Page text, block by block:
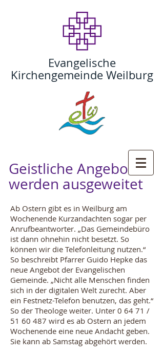
Evangelische
Kirchengemeinde Weilburg
Geistliche Angebote
werden ausgeweitet
Ab Ostern gibt es in Weilburg am
Wochenende Kurzandachten sogar per
Anrufbeantworter. „Das Gemeindebüro
ist dann ohnehin nicht besetzt. So
können wir die Telefonleitung nutzen.“
So beschreibt Pfarrer Guido Hepke das
neue Angebot der Evangelischen
Gemeinde. „Nicht alle Menschen finden
sich in der digitalen Welt zurecht. Aber
ein Festnetz-Telefon benutzen, das geht.“
So der Theologe weiter. Unter 0 64 71 /
51 60 487 wird es ab Ostern an jedem
Wochenende eine neue Andacht geben.
Sie kann ab Samstag abgehört werden.